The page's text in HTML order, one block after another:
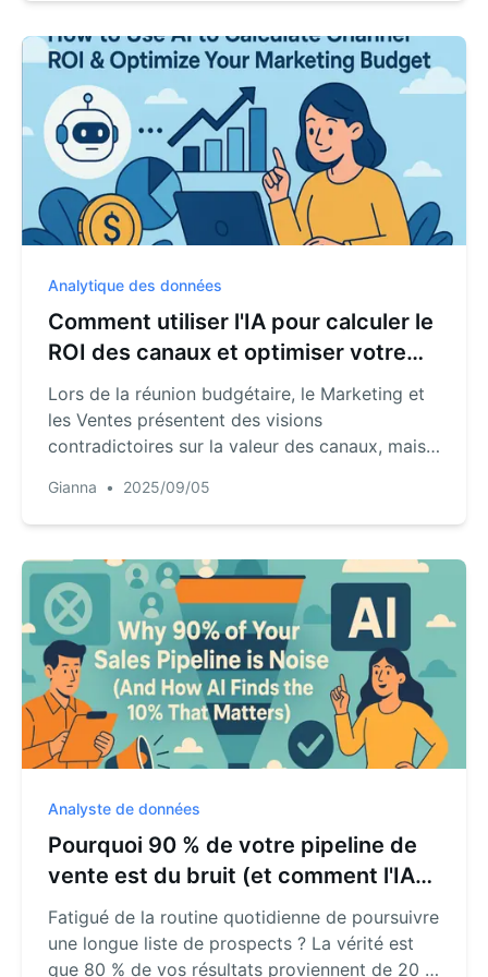
cette corvée de plusieurs heures en une tâche
de 5 minutes. Voici comment récupérer votre
temps…
Analytique des données
Comment utiliser l'IA pour calculer le
ROI des canaux et optimiser votre
budget marketing
Lors de la réunion budgétaire, le Marketing et
les Ventes présentent des visions
contradictoires sur la valeur des canaux, mais
dilemme d'entreprise courant : les leads
marketing et les conversions commerciales
Cet article montre comment utiliser un outil
d'IA pour construire un "pont de données"
remplaçant les arguments subjectifs par une
analyse objective du ROI afin que chaque
dollar soit dépensé efficacement.
Gianna • 2025/09/05
Analyste de données
Pourquoi 90 % de votre pipeline de
vente est du bruit (et comment l'IA
trouve les 10 % qui comptent)
Fatigué de la routine quotidienne de poursuivre
une longue liste de prospects ? La vérité est
que 80 % de vos résultats proviennent de 20 %